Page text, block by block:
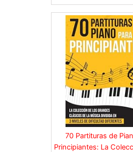
70 Partituras de
Principiantes: La